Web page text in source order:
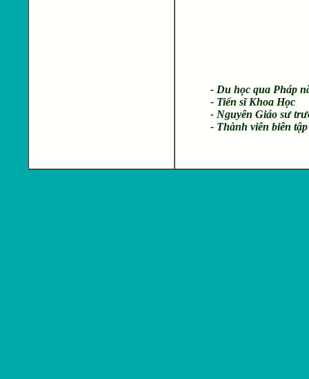
- Du học qua Pháp
- Tiến sĩ Khoa Học
- Nguyên Giáo sư
- Thành viên biên